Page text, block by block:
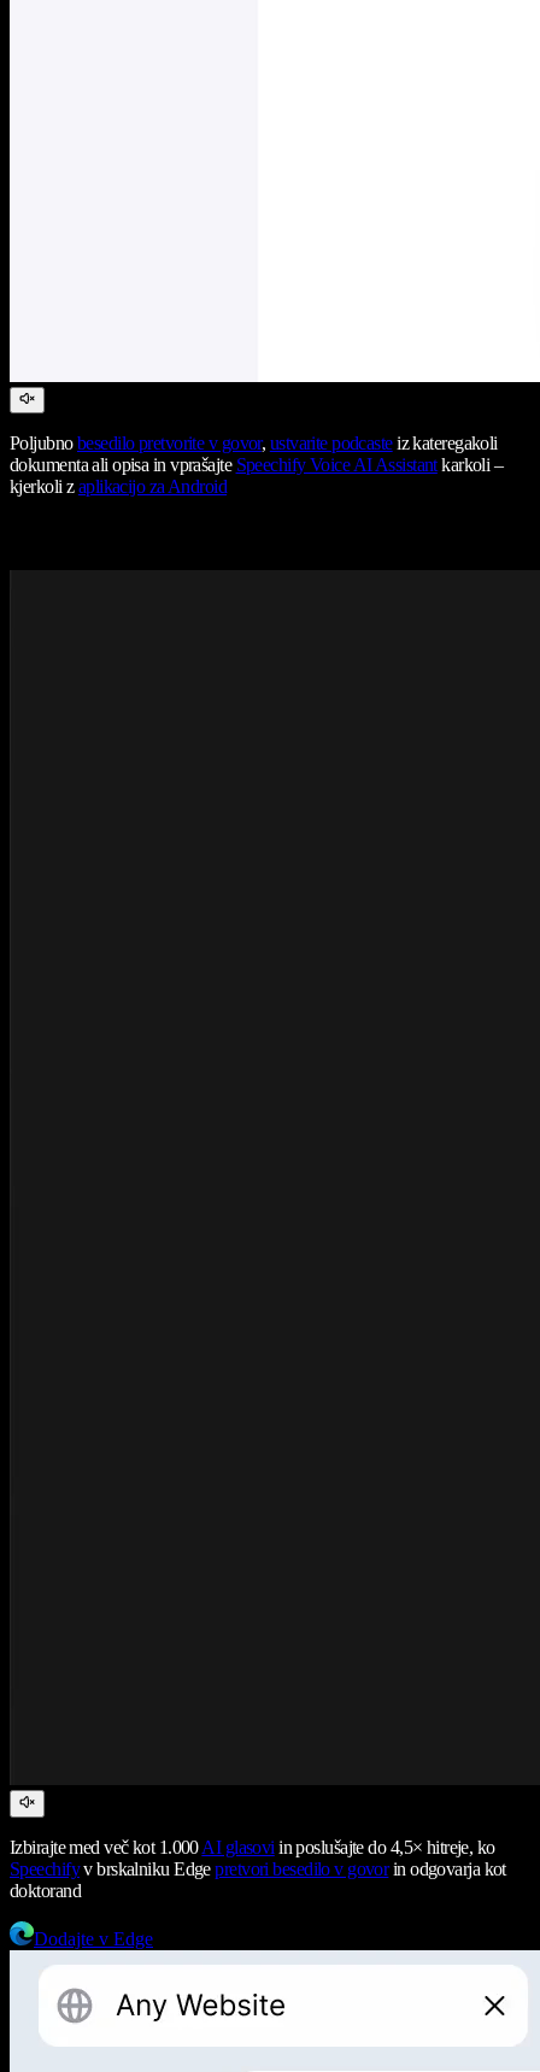
Poljubnobesedilo pretvorite v govor, ustvarite podcasteiz kateregakoli
dokumenta ali opisa in vprašajte Speechify Voice AI Assistantkarkoli –
kjerkoli zaplikacijo za Android
Izbirajte med več kot 1.000AI glasovi in poslušajte do 4,5× hitreje, ko
Speechifyv brskalniku Edgepretvori besedilo v govorin odgovarja kot
doktorand
Dodajte v Edge